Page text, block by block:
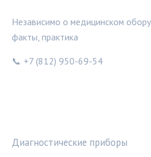
Независимо о медицинском
факты, практика
📞 +7 (812) 950-69-54
Диагностические приборы